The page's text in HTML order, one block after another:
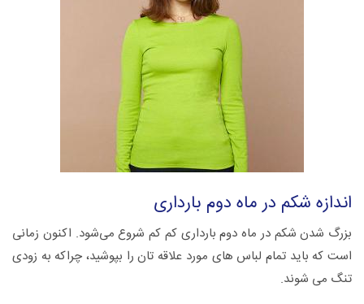
اندازه شکم در ماه دوم بارداری
بزرگ شدن شکم در ماه دوم بارداری کم کم شروع می‌شود. اکنون زمانی
است که باید تمام لباس های مورد علاقه تان را بپوشید، چراکه به زودی
تنگ می شوند.